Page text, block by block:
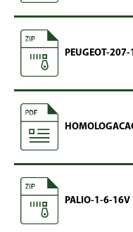
PEUGEOT-
PALIO-1-6-16V